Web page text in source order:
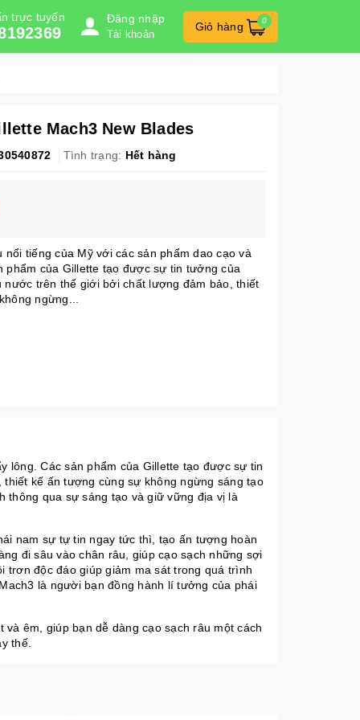
trực tuyến Đăng nhập
Tài khoản
Giỏ hàng 0
Mach3 New Blades
Tình trạng: Hết hàng
nổi tiếng của Mỹ với các sản phẩm dao cạo và
phẩm của Gillette tạo được sự tin tưởng của
nước trên thế giới bởi chất lượng đảm bảo, thiết
ngừng...
lông. Các sản phẩm của Gillette tạo được sự tin
kế ấn tượng cùng sự không ngừng sáng tạo
thông qua sự sáng tạo và giữ vững địa vị là
nam sự tự tin ngay tức thì, tạo ấn tượng hoàn
đi sâu vào chân râu, giúp cạo sạch những sợi
trơn độc đáo giúp giảm ma sát trong quá trình
là người bạn đồng hành lí tưởng của phái
êm, giúp bạn dễ dàng cạo sạch râu một cách
thế.